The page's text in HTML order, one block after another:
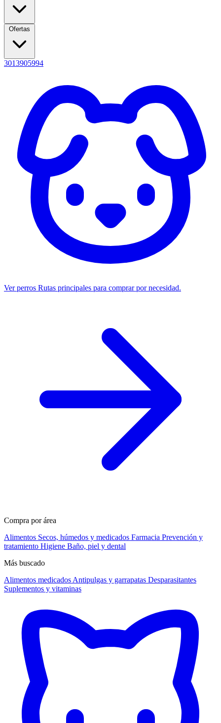
Ofertas
3013905994
Ver perros Rutas principales para comprar por necesidad.
Compra por área
Alimentos Secos, húmedos y medicados Farmacia Prevención y
tratamiento Higiene Baño, piel y dental
Más buscado
Alimentos medicados Antipulgas y garrapatas Desparasitantes
Suplementos y vitaminas